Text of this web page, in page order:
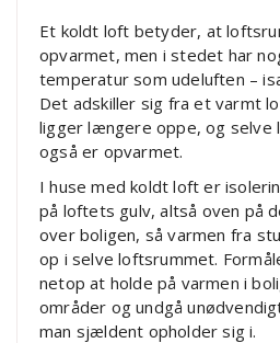
Et koldt loft betyder, at
opvarmet, men i stedet har
temperatur som udeluften –
Det adskiller sig fra et varmt
ligger længere oppe, og
også er opvarmet.
I huse med koldt loft er
på loftets gulv, altså oven på
over boligen, så varmen fra
op i selve loftsrummet.
netop at holde på varmen i
områder og undgå
man sjældent opholder sig i.